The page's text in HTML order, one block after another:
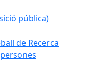
pública)
de Recerca